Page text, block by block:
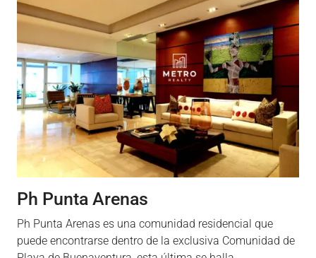
Ph Punta Arenas
Ph Punta Arenas es una comunidad residencial que
puede encontrarse dentro de la exclusiva Comunidad de